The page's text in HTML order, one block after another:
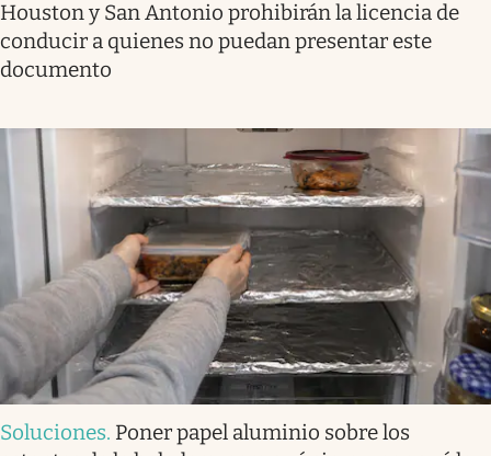
Houston y San Antonio prohibirán la licencia de
conducir a quienes no puedan presentar este
documento
Soluciones. Poner papel aluminio sobre los